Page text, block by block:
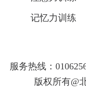
记忆力训练
服务热线：
版权所有@